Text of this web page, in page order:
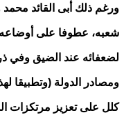
ورغم ذلك أبى القائد محمد
شعبه، عطوفا على
لضعفائه عند الضيق وفي
ومصادر الدولة (وتطبيقا
كلل على تعزيز مرتكزات